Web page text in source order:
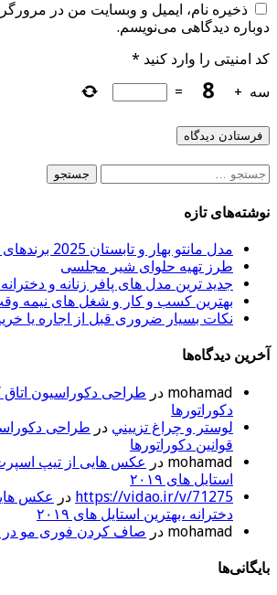
ذخیره نام، ایمیل و وبسایت من در
دوباره دیدگاهی می‌نویسم.
کد امنیتی را وارد کنید *
سه +
=
جستجو
نوشته‌های تازه
مدل مانتو بهار و تابستان 2025 برندهای ایرانی
طرز تهیه حلوای شیر مجلسی
جدید ترین مدل های پافر زنانه و دخترانه
بهترین کسب و کار و شغل های نیمه
نکات بسیار ضروری قبل از اجاره یا
آخرین دیدگاه‌ها
mohamad در طراحی دکوراسیون اتاق
دکوراتورها
لوستر و چراغ تزييني در طراحی
قوانین دکوراتورها
mohamad در عکس هایی از تیپ اسپرت
استایل های ۲۰۱۹
https://vidao.ir/v/71275 در عکس
دخترانه ،بهترین استایل های ۲۰۱۹
mohamad در صاف کردن فوری مو در
بایگانی‌ها